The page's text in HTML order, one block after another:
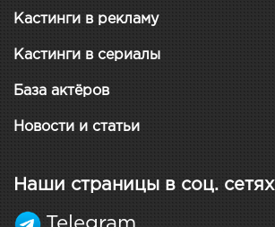
Кастинги в рекламу
Кастинги в сериалы
База актёров
Новости и статьи
Наши страницы в соц. сетях